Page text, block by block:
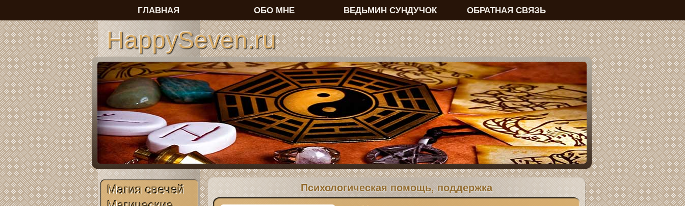
HappySeven.ru
Магия свечей
Психологическая помощь, поддержка
ГЛАВНАЯ ОБО МНЕ ВЕДЬМИН СУНДУЧОК ОБРАТНАЯ СВЯЗЬ